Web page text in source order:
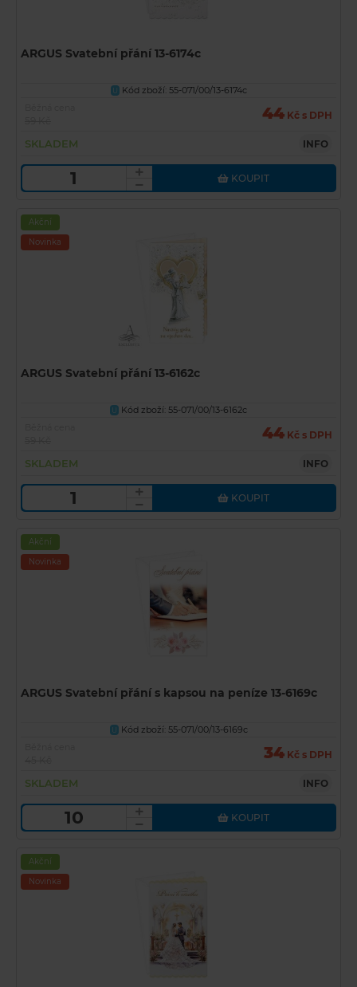
ARGUS Svatební přání 13-6174c
U Kód zboží: 55-071/00/13-6174c
44 Kč s DPH
SKLADEM INFO
KOUPIT
Akční
Novinka
ARGUS Svatební přání 13-6162c
U
Kód zboží: 55-071/00/13-6162c
44 Kč s DPH
SKLADEM INFO
KOUPIT
Akční
Novinka
ARGUS Svatební přání s kapsou na peníze 13-6169c
U Kód zboží: 55-071/00/13-6169c
34 Kč s DPH
SKLADEM INFO
KOUPIT
Akční
Novinka